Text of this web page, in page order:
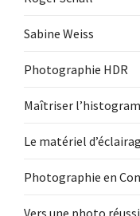
Sabine Weiss
Photographie HDR
Maîtriser
Le matériel
Photographie en
Vers une photo